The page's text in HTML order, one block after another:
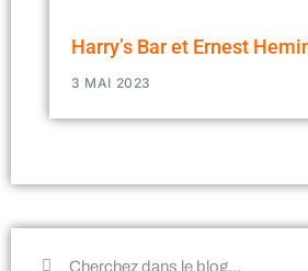
Harry’s Bar et Ernest
3 MAI 2023